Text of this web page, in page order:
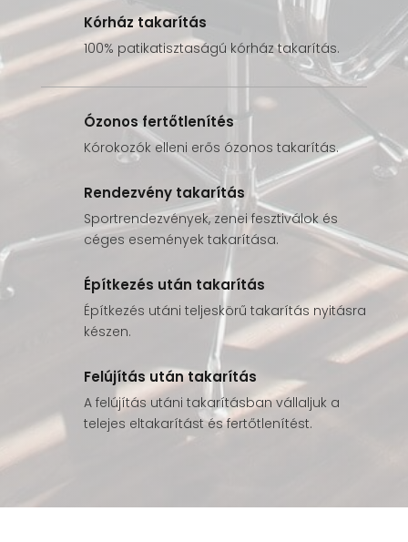
Kórház takarítás
100% patikatisztaságú kórház takarítás.
Ózonos fertőtlenítés
Kórokozók elleni erős ózonos takarítás.
Rendezvény takarítás
Sportrendezvények, zenei fesztiválok és
céges események takarítása.
Építkezés után takarítás
Építkezés utáni teljeskörű takarítás nyitásra
készen.
Felújítás után takarítás
A felújítás utáni takarításban vállaljuk a
telejes eltakarítást és fertőtlenítést.